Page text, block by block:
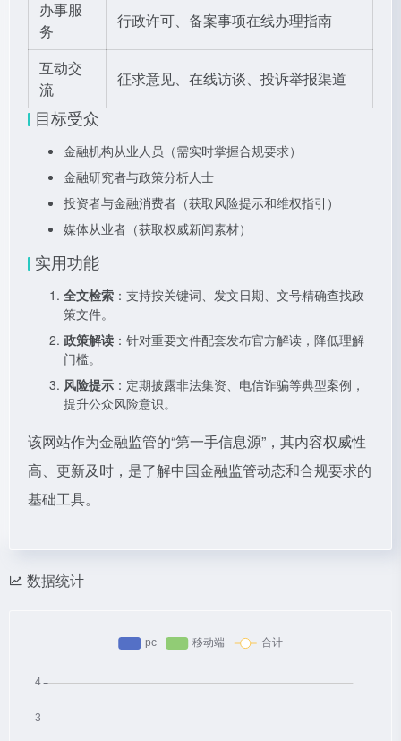
办事服
务
行政许可、备案事项在线办理指南
互动交
流
征求意见、在线访谈、投诉举报渠道
目标受众
金融机构从业人员（需实时掌握合规要求）
金融研究者与政策分析人士
投资者与金融消费者（获取风险提示和维权指引）
媒体从业者（获取权威新闻素材）
实用功能
全文检索 ：支持按关键词、发文日期、文号精确查找政
策文件。
政策解读 ：针对重要文件配套发布官方解读，降低理解
门槛。
风险提示 ：定期披露非法集资、电信诈骗等典型案例，
提升公众风险意识。
该网站作为金融监管的“第一手信息源”，其内容权威性
高、更新及时，是了解中国金融监管动态和合规要求的
基础工具。
数据统计